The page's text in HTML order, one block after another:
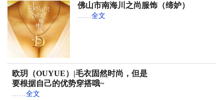
佛山市南海川之尚服饰（缔妒）
全文
欧玥（OUYUE）|毛衣固然时尚，但是
要根据自己的优势穿搭哦~
……全文